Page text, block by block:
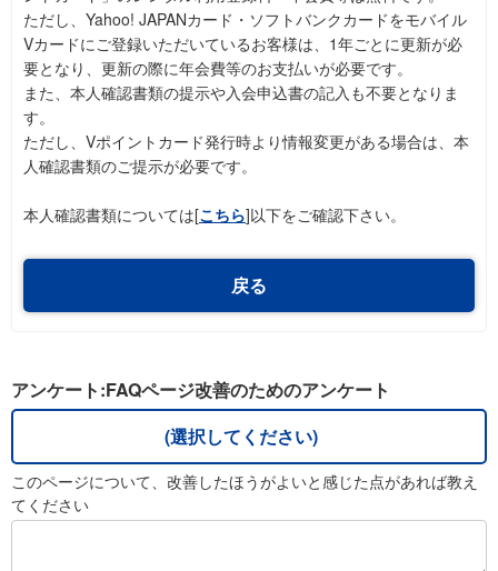
ただし、Yahoo! JAPANカード・ソフトバンクカードをモバイル
Vカードにご登録いただいているお客様は、1年ごとに更新が必
要となり、更新の際に年会費等のお支払いが必要です。
また、本人確認書類の提示や入会申込書の記入も不要となりま
す。
ただし、Vポイントカード発行時より情報変更がある場合は、本
人確認書類のご提示が必要です。
本人確認書類については[こちら]以下をご確認下さい。
戻る
アンケート:FAQページ改善のためのアンケート
(選択してください)
このページについて、改善したほうがよいと感じた点があれば教え
てください